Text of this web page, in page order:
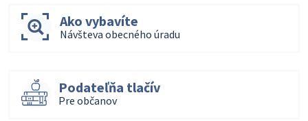
Ako vybavíte
Návšteva obecného úradu
Podateľňa tlačív
Pre občanov